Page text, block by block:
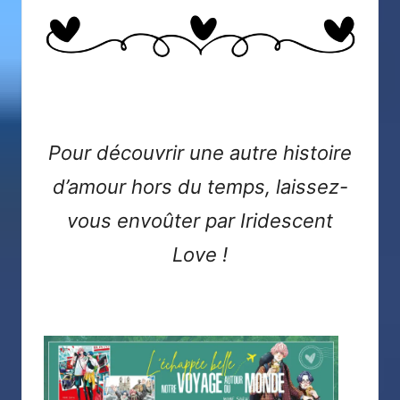
Pour découvrir une autre histoire
d’amour hors du temps, laissez-
vous envoûter par Iridescent
Love !